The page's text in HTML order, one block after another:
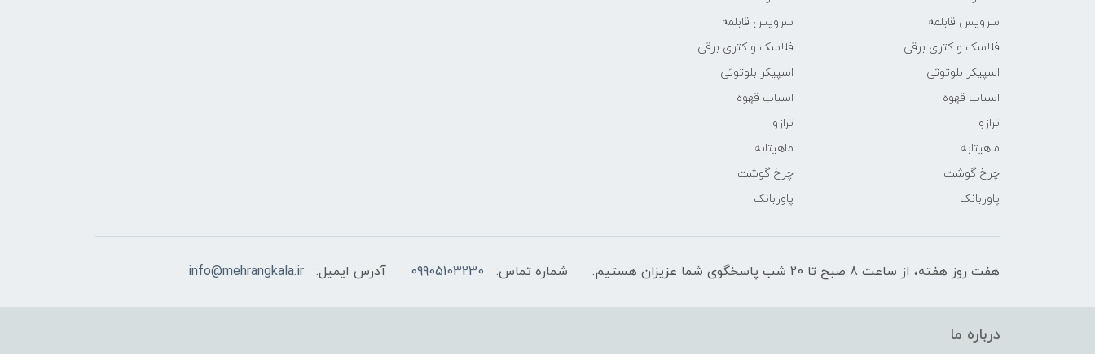
سرویس قابلمه
فلاسک و کتری برقی
اسپیکر بلوتوثی
اسیاب قهوه
ترازو
ماهیتابه
چرخ گوشت
پاوربانک
سرویس قابلمه
فلاسک و کتری برقی
اسپیکر بلوتوثی
اسیاب قهوه
ترازو
ماهیتابه
چرخ گوشت
پاوربانک
هفت روز هفته، از ساعت 8 صبح تا 20 شب پاسخگوی شما عزیزان هستیم. شماره تماس: 09905103230 آدرس ایمیل: info@mehrangkala.ir
درباره ما